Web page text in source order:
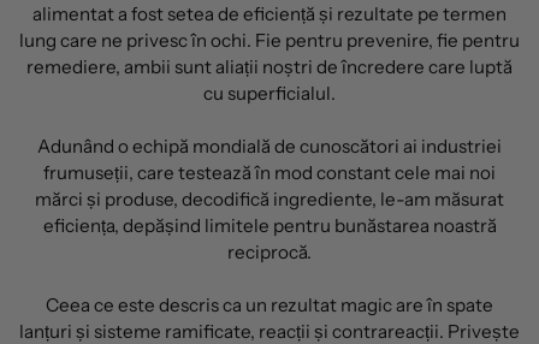
alimentat a fost setea de eficiență și rezultate pe termen
lung care ne privesc în ochi. Fie pentru prevenire, fie pentru
remediere, ambii sunt aliații noștri de încredere care luptă
cu superficialul.
Adunând o echipă mondială de cunoscători ai industriei
frumuseții, care testează în mod constant cele mai noi
mărci și produse, decodifică ingrediente, le-am măsurat
eficiența, depășind limitele pentru bunăstarea noastră
reciprocă.
Ceea ce este descris ca un rezultat magic are în spate
lanțuri și sisteme ramificate, reacții și contrareacții. Privește